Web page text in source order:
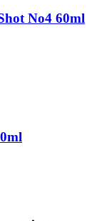
No4 60ml